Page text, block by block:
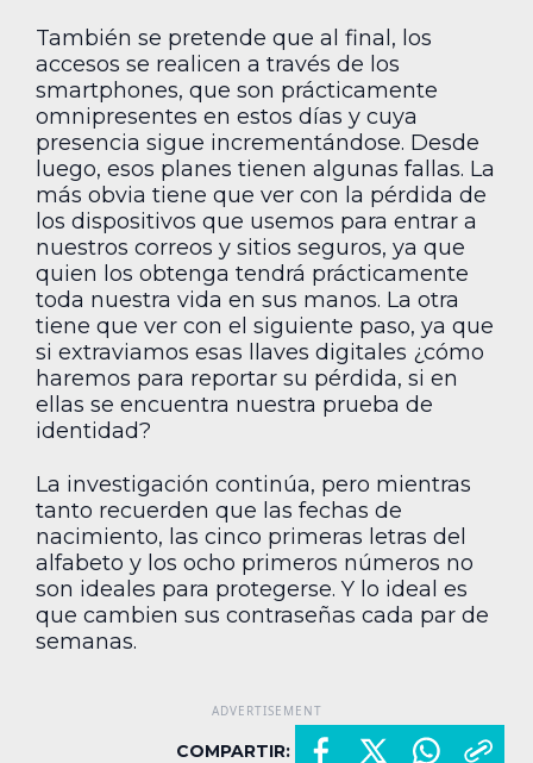
También se pretende que al final, los
accesos se realicen a través de los
smartphones, que son prácticamente
omnipresentes en estos días y cuya
presencia sigue incrementándose. Desde
luego, esos planes tienen algunas fallas. La
más obvia tiene que ver con la pérdida de
los dispositivos que usemos para entrar a
nuestros correos y sitios seguros, ya que
quien los obtenga tendrá prácticamente
toda nuestra vida en sus manos. La otra
tiene que ver con el siguiente paso, ya que
si extraviamos esas llaves digitales ¿cómo
haremos para reportar su pérdida, si en
ellas se encuentra nuestra prueba de
identidad?
La investigación continúa, pero mientras
tanto recuerden que las fechas de
nacimiento, las cinco primeras letras del
alfabeto y los ocho primeros números no
son ideales para protegerse. Y lo ideal es
que cambien sus contraseñas cada par de
semanas.
COMPARTIR: